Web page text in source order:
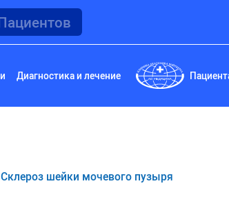
Диагностика и лечение
Склероз шейки мочевого пузыря